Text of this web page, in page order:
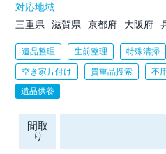
対応地域
三重県
滋賀県 京都府 大阪府
遺品整理 生前整理 特殊清掃
空き家片付け 貴重品捜索 不
遺品供養
間取
り